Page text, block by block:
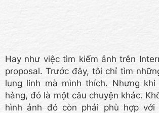
Hay như việc tìm kiếm ảnh trên
proposal. Trước đây, tôi chỉ tìm
lung linh mà mình thích. Nhưng khi
hàng, đó là một câu chuyện khác.
hình ảnh đó còn phải phù hợp với